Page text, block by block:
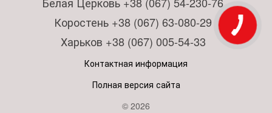
Коростень +38 (067) 63-080-29
Харьков +38 (067) 005-54-33
Контактная информация
Полная версия сайта
© 2026